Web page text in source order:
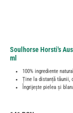
Soulhorse Horsti's
ml
100% ingrediente
Ține la distanță tăunii,
Îngrijește pielea și